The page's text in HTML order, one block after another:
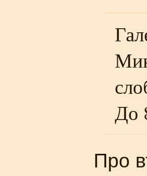
До
Про